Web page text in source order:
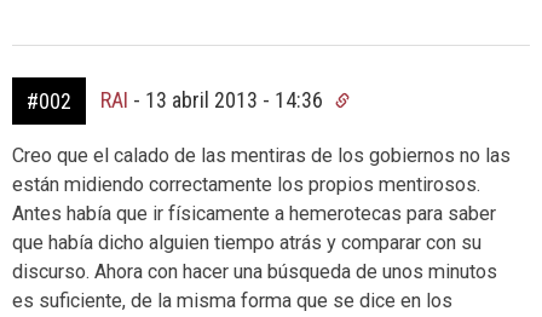
#002 RAI - 13 abril 2013 - 14:36
Creo que el calado de las mentiras de los gobiernos no las
están midiendo correctamente los propios mentirosos.
Antes había que ir físicamente a hemerotecas para saber
que había dicho alguien tiempo atrás y comparar con su
discurso. Ahora con hacer una búsqueda de unos minutos
es suficiente, de la misma forma que se dice en los